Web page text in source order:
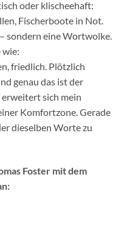
oder klischeehaft:
Fischerboote in Not.
sondern eine Wortwolke.
wie:
friedlich. Plötzlich
genau das ist der
sich mein
Komfortzone. Gerade
dieselben Worte zu
Foster mit dem